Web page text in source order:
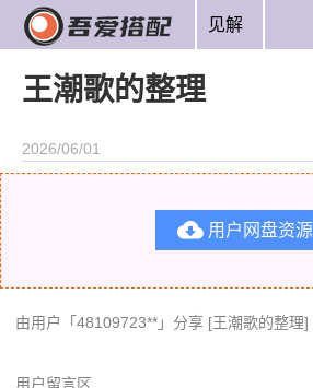
见解
王潮歌的整理
2026/06/01
 用户网盘资源
由用户「48109723**」分享 [王潮歌的整理]
用户留言区